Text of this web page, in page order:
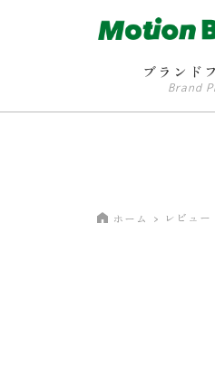
ブランド
Brand
ホーム レビュー